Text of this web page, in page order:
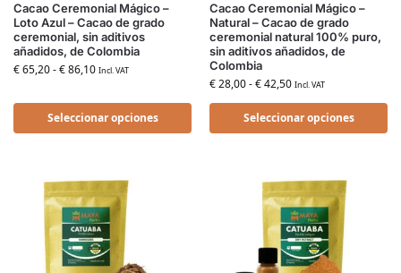
Cacao Ceremonial Mágico –
Loto Azul – Cacao de grado
ceremonial, sin aditivos
añadidos, de Colombia
€65,20-€86,10 Incl. VAT
Seleccionar opciones
Cacao Ceremonial Mágico –
Natural – Cacao de grado
ceremonial natural 100% puro,
sin aditivos añadidos, de
Colombia
€28,00-€42,50 Incl. VAT
Seleccionar opciones